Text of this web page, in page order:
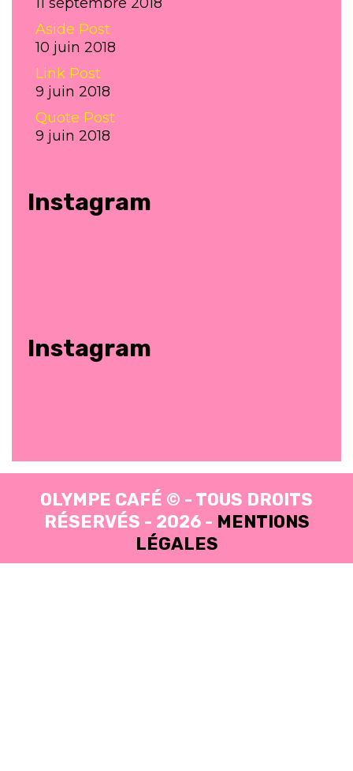
Aside Post
10 juin 2018
Link Post
9 juin 2018
Quote Post
9 juin 2018
Instagram
Instagram
OLYMPE CAFÉ © - TOUS DROITS
RÉSERVÉS - 2026 - MENTIONS
LÉGALES